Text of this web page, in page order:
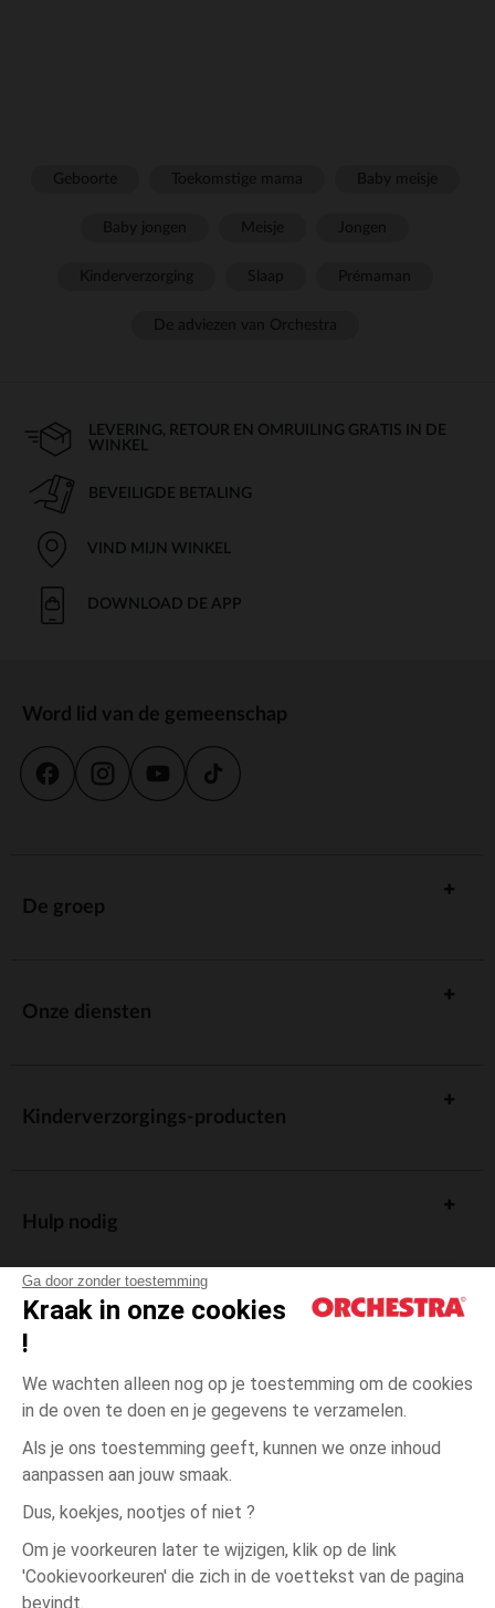
Ga door zonder toestemming
Kraak in onze cookies
!
We wachten alleen nog op je toestemming om de cookies
in de oven te doen en je gegevens te verzamelen.
Als je ons toestemming geeft, kunnen we onze inhoud
aanpassen aan jouw smaak.
Dus, koekjes, nootjes of niet ?
Om je voorkeuren later te wijzigen, klik op de link
'Cookievoorkeuren' die zich in de voettekst van de pagina
bevindt.
Roze Roze
6
LEVERING, RETOUR EN OMRUILING GRATIS IN DE
WINKEL
BEVEILIGDE BETALING
VIND MIJN WINKEL
DOWNLOAD DE APP
Word lid van de gemeenschap
De groep
Onze diensten
Kinderverzorgings-producten
Hulp nodig
Algemene verkoopsvoorwaarden
Wettelijke bepalingen
Persoonsgegevens